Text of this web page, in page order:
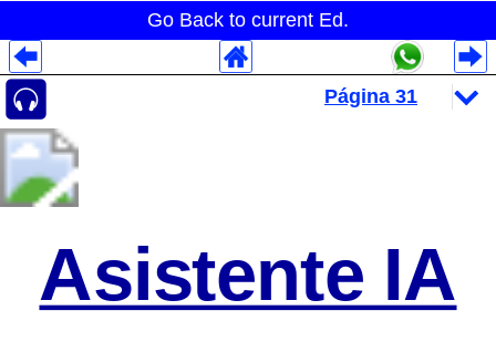
Go Back to current Ed.
Asistente IA
Despliegues Analytics
Despliegues Totales
Despliegues por Rubros